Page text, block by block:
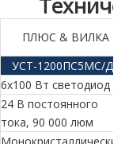
ПЛЮС & ВИЛКА
УСТ-1200ПС5МС/Д
6x100 Вт светодиод
24 В постоянного
тока, 90 000 люм